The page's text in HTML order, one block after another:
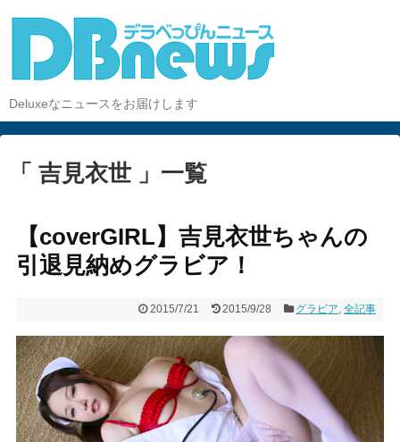
Deluxeなニュースをお届けします
「 吉見衣世 」一覧
【coverGIRL】吉見衣世ちゃんの
引退見納めグラビア！
2015/7/21 2015/9/28 グラビア,全記事